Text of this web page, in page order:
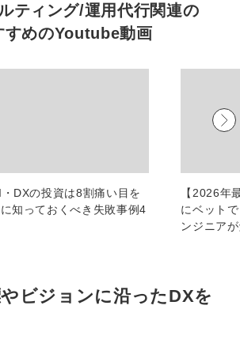
ティング/運用代行関連の
すめのYoutube動画
・DXの投資は8割痛い目を
知っておくべき失敗事例4
【2026
にベット
ンジニア
ビジョンに沿ったDXを